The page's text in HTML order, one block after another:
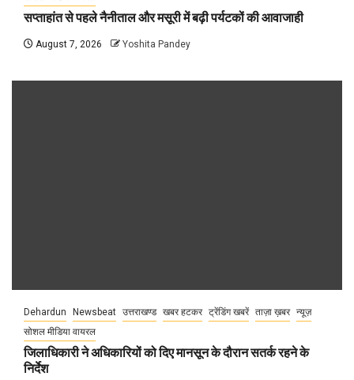
सप्ताहांत से पहले नैनीताल और मसूरी में बढ़ी पर्यटकों की आवाजाही
August 7, 2026 Yoshita Pandey
Dehardun Newsbeat उत्तराखण्ड खबर हटकर ट्रेंडिंग खबरें ताज़ा ख़बर न्यूज़
सोशल मीडिया वायरल
जिलाधिकारी ने अधिकारियों को दिए मानसून के दौरान सतर्क रहने के
निर्देश